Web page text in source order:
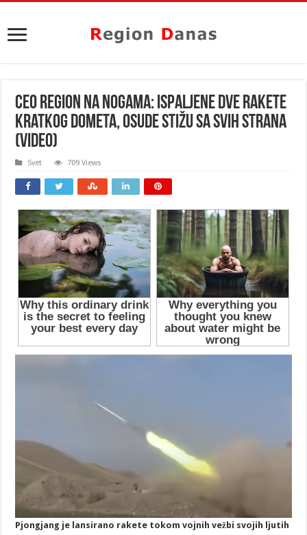
CEO REGION NA NOGAMA: Ispaljene dve RAKETE
kratkog dometa, OSUDE stižu sa svih strana
(VIDEO)
Svet 709 Views
Pjongjang je lansirano rakete tokom vojnih vežbi svojih ljutih